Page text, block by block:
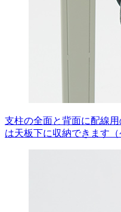
支柱の全面と背面に配線
は天板下に収納できます